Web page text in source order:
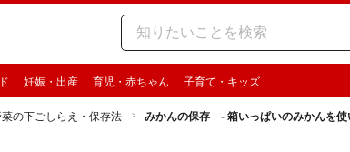
妊娠・出産 育児・赤ちゃん 子育て・キッズ
の下ごしらえ・保存法 みかんの保存 - 箱いっぱいのみかんを使